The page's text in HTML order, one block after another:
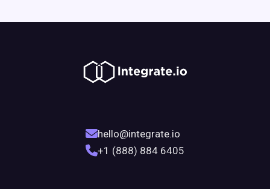
hello@integrate.io
+1 (888) 884 6405